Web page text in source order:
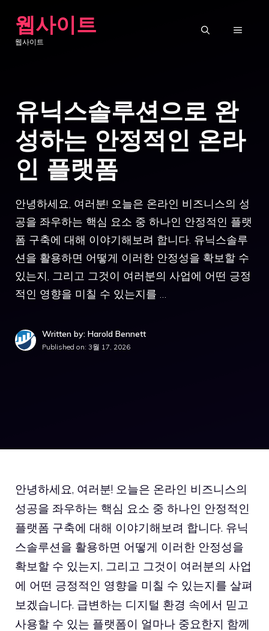
content
웹사이트
웹사이트
MENU
유닉스솔루션으로 완
성하는 안정적인 온라
인 플랫폼
안녕하세요, 여러분! 오늘은 온라인 비즈니스의 성
공을 좌우하는 핵심 요소 중 하나인 안정적인 플랫
폼 구축에 대해 이야기해보려 합니다. 유닉스솔루
션을 활용하면 어떻게 이러한 안정성을 확보할 수
있는지, 그리고 그것이 여러분의 사업에 어떤 긍정
적인 영향을 미칠 수 있는지를 …
Written by: Harold Bennett
Published on: 3월 17, 2026
안녕하세요, 여러분! 오늘은 온라인 비즈니스의
성공을 좌우하는 핵심 요소 중 하나인 안정적인
플랫폼 구축에 대해 이야기해보려 합니다. 유닉
스솔루션을 활용하면 어떻게 이러한 안정성을
확보할 수 있는지, 그리고 그것이 여러분의 사업
에 어떤 긍정적인 영향을 미칠 수 있는지를 살펴
보겠습니다. 급변하는 디지털 환경 속에서 믿고
사용할 수 있는 플랫폼이 얼마나 중요한지 함께